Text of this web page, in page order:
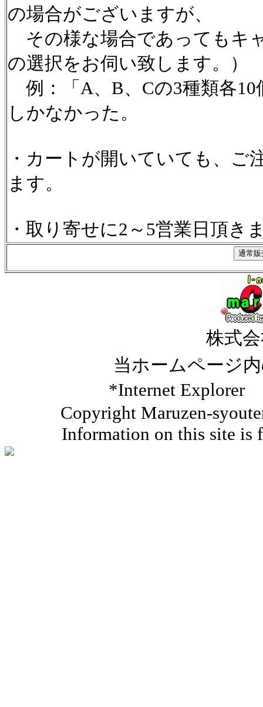
の場合がございますが、
その様な場合であってもキ
の選択をお伺い致します。）
例：「A、B、Cの3種類各10
しかなかった。
・カートが開いていても、ご
ます。
・取り寄せに2～5営業日頂き
株式
当ホームページ
*Internet Explorer
Copyright Maruzen-
Information on this site is